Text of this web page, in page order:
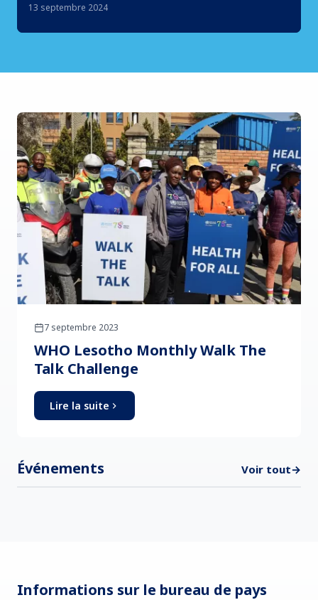
13 septembre 2024
7 septembre 2023
WHO Lesotho Monthly Walk The
Talk Challenge
Lire la suite
Événements Voir tout→
Informations sur le bureau de pays